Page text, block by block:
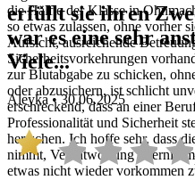
die Hälfte der Klasse in
so etwas zulassen, ohne vorher
Aufsicht, ausreichende
Sicherheitsvorkehrungen
zur Blutabgabe zu schicken,
oder abzusichern, ist schlicht
erschreckend, dass an einer
Professionalität und Sicherheit
herrschen. Ich hoffe sehr, dass
nimmt, Verantwortung
etwas nicht wieder vorkommen
erfüllt sie ihren
war es eine sehr
Viele...
Aleyka • 30.06.2025